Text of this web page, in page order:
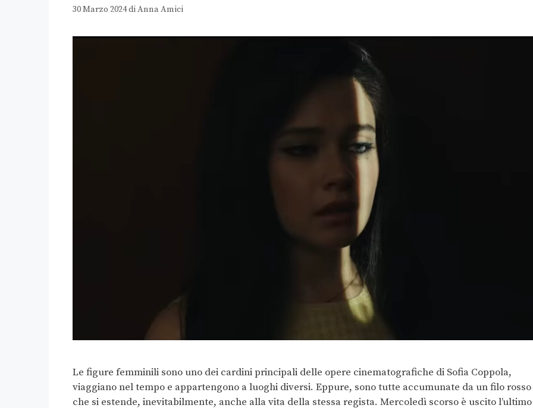
30 Marzo 2024diAnna Amici
Le figure femminili sono uno dei cardini principali delle opere cinematografiche di Sofia Coppola,
viaggiano nel tempo e appartengono a luoghi diversi. Eppure, sono tutte accumunate da un filo rosso
che si estende, inevitabilmente, anche alla vita della stessa regista. Mercoledì scorso è uscito l’ultimo